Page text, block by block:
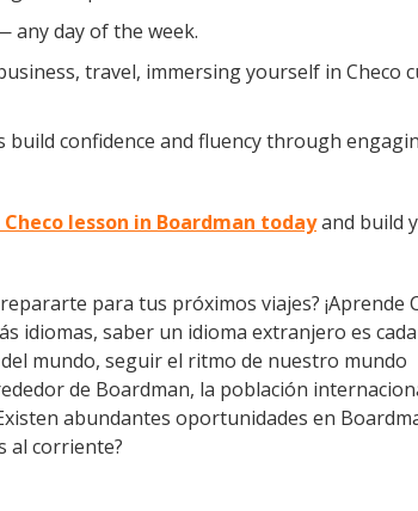
any day of the week.
travel, immersing yourself in Checo
confidence and fluency through
lesson in Boardman todayand build
para tus próximos viajes? ¡Aprende
idiomas, saber un idioma extranjero es
mundo, seguir el ritmo de nuestro mundo
de Boardman, la población
abundantes oportunidades en
al corriente?